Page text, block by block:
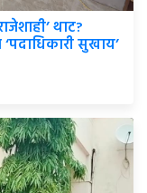
थाट?
सुखाय’